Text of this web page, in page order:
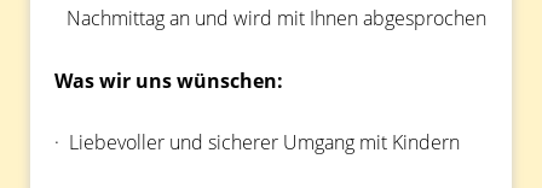
Nachmittag an und wird mit Ihnen abgesprochen
Was wir uns wünschen:
· Liebevoller und sicherer Umgang mit Kindern